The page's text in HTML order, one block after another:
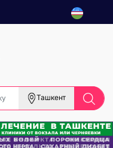
Ташкент